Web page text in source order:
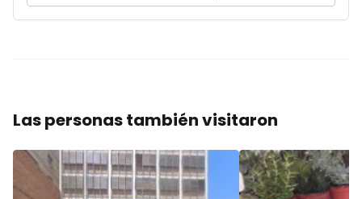
Las personas también visitaron